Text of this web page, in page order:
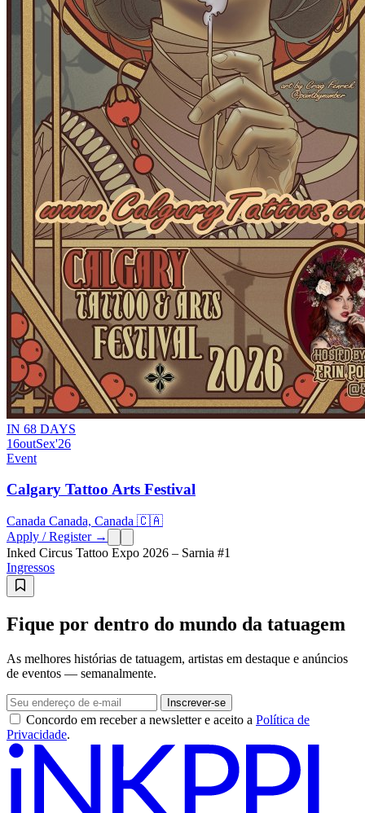
IN 68 DAYS
16outSex'26
Event
Calgary Tattoo Arts Festival
Canada Canada, Canada 🇨🇦
Apply / Register →
Inked Circus Tattoo Expo 2026 – Sarnia #1
Ingressos
Fique por dentro do mundo da tatuagem
As melhores histórias de tatuagem, artistas em destaque e anúncios
de eventos — semanalmente.
Inscrever-se
Concordo em receber a newsletter e aceito a Política de
Privacidade.